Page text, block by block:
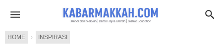
HOME › INSPIRASI